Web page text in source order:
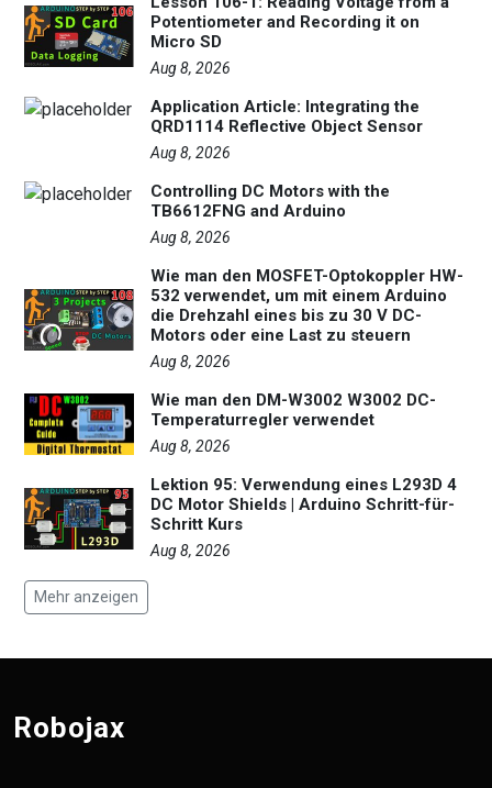
Potentiometer and Recording it on
Micro SD
Aug 8, 2026
Application Article: Integrating the
QRD1114 Reflective Object Sensor
Aug 8, 2026
Controlling DC Motors with the
TB6612FNG and Arduino
Aug 8, 2026
Wie man den MOSFET-Optokoppler HW-
532 verwendet, um mit einem Arduino
die Drehzahl eines bis zu 30 V DC-
Motors oder eine Last zu steuern
Aug 8, 2026
Wie man den DM-W3002 W3002 DC-
Temperaturregler verwendet
Aug 8, 2026
Lektion 95: Verwendung eines L293D 4
DC Motor Shields | Arduino Schritt-für-
Schritt Kurs
Aug 8, 2026
Mehr anzeigen
Robojax